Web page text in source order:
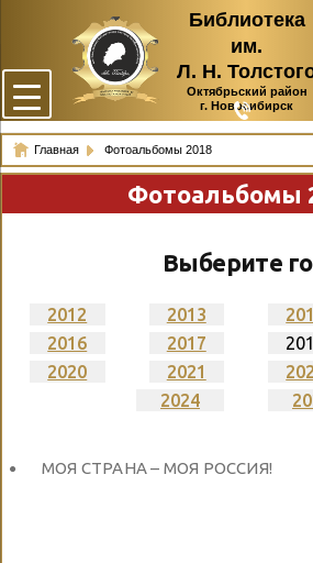
Библиотека
им.
Л. Н.
Октябрьский район
г. Новосибирск
Главная Фотоальбомы 2018
Фотоальбомы
Выберите
2012 2013
2016
2017
2020
2021
2024
МОЯ СТРАНА – МОЯ РОССИЯ!